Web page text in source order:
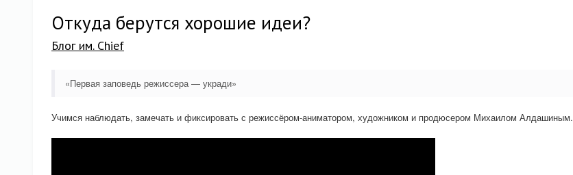
Откуда берутся хорошие идеи?
Блог им. Chief
«Первая заповедь режиссера — укради»
Учимся наблюдать, замечать и фиксировать с режиссёром-аниматором, художником и продюсером Михаилом Алдашиным.